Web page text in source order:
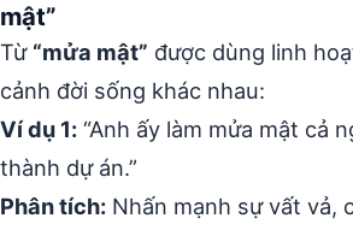
mật”
Từ “mửa mật” được dùng linh
cảnh đời sống khác nhau:
Ví dụ 1: “Anh ấy làm mửa mật cả
thành dự án.”
Phân tích: Nhấn mạnh sự vất vả,